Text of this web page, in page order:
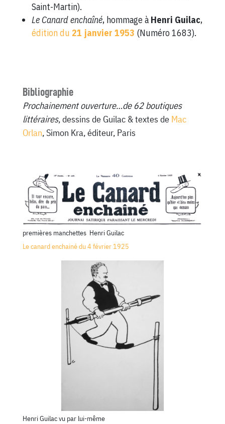
Saint-Martin).
Le Canard enchaîné, hommage à Henri Guilac,
édition du 21 janvier 1953 (Numéro 1683).
Bibliographie
Prochainement ouverture…de 62 boutiques
littéraires, dessins de Guilac & textes de Mac
Orlan, Simon Kra, éditeur, Paris
premières manchettes Henri Guilac
Le canard enchainé du 4 février 1925
Henri Guilacvu par lui-même